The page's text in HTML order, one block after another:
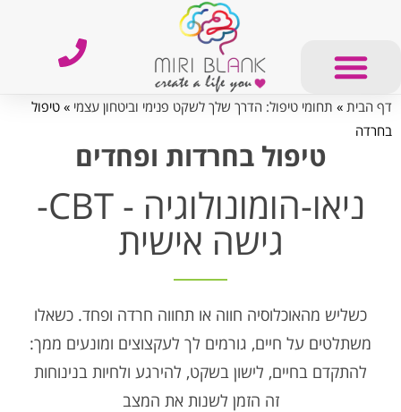
דף הבית » תחומי טיפול: הדרך שלך לשקט פנימי וביטחון עצמי » טיפול
בחרדה
טיפול בחרדות ופחדים
ניאו-הומונולוגיה - CBT-
גישה אישית
כשליש מהאוכלוסיה חווה או תחווה חרדה ופחד. כשאלו
משתלטים על חיים, גורמים לך לעקצוצים ומונעים ממך:
להתקדם בחיים, לישון בשקט, להירגע ולחיות בנינוחות
זה הזמן לשנות את המצב